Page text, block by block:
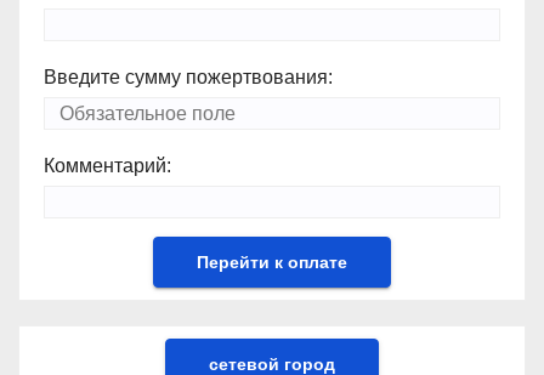
Введите сумму пожертвования:
Комментарий:
сетевой город